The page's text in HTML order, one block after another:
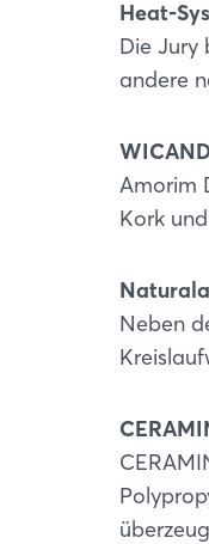
Heat-
Die Jury
andere
Amorim
Kork
Neben